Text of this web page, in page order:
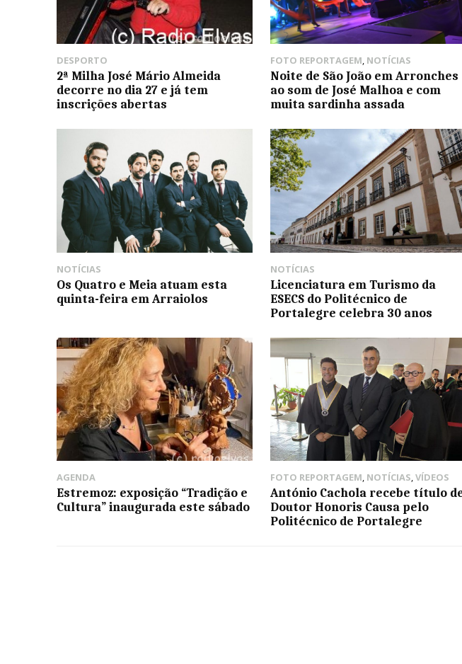
DESPORTO
2ª Milha José Mário Almeida
decorre no dia 27 e já tem
inscrições abertas
FOTO REPORTAGEM, NOTÍCIAS
Noite de São João em Arronches
ao som de José Malhoa e com
muita sardinha assada
NOTÍCIAS
Os Quatro e Meia atuam esta
quinta-feira em Arraiolos
NOTÍCIAS
Licenciatura em Turismo da
ESECS do Politécnico de
Portalegre celebra 30 anos
AGENDA
Estremoz: exposição “Tradição e
Cultura” inaugurada este sábado
FOTO REPORTAGEM, NOTÍCIAS,VÍDEOS
António Cachola recebe título
Doutor Honoris Causa pelo
Politécnico de Portalegre